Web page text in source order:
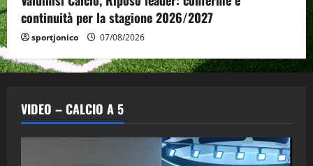
continuità per la stagione 2026/2027
sportjonico 07/08/2026
VIDEO – CALCIO A 5